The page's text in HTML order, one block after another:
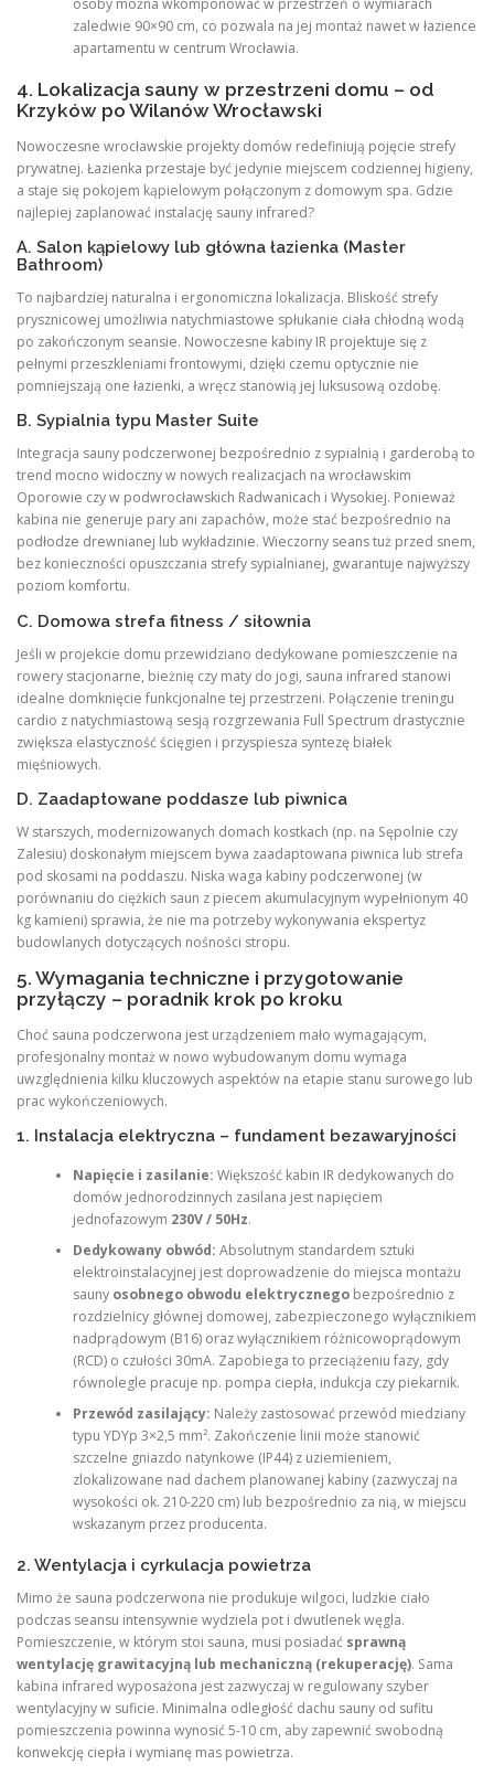
zaledwie 90×90 cm, co pozwala na jej montaż nawet w łazience
apartamentu w centrum Wrocławia.
4. Lokalizacja sauny w przestrzeni domu – od
Krzyków po Wilanów Wrocławski
Nowoczesne wrocławskie projekty domów redefiniują pojęcie strefy
prywatnej. Łazienka przestaje być jedynie miejscem codziennej higieny,
a staje się pokojem kąpielowym połączonym z domowym spa. Gdzie
najlepiej zaplanować instalację sauny infrared?
A. Salon kąpielowy lub główna łazienka (Master
Bathroom)
To najbardziej naturalna i ergonomiczna lokalizacja. Bliskość strefy
prysznicowej umożliwia natychmiastowe spłukanie ciała chłodną wodą
po zakończonym seansie. Nowoczesne kabiny IR projektuje się z
pełnymi przeszkleniami frontowymi, dzięki czemu optycznie nie
pomniejszają one łazienki, a wręcz stanowią jej luksusową ozdobę.
B. Sypialnia typu Master Suite
Integracja sauny podczerwonej bezpośrednio z sypialnią i garderobą to
trend mocno widoczny w nowych realizacjach na wrocławskim
Oporowie czy w podwrocławskich Radwanicach i Wysokiej. Ponieważ
kabina nie generuje pary ani zapachów, może stać bezpośrednio na
podłodze drewnianej lub wykładzinie. Wieczorny seans tuż przed snem,
bez konieczności opuszczania strefy sypialnianej, gwarantuje najwyższy
poziom komfortu.
C. Domowa strefa fitness / siłownia
Jeśli w projekcie domu przewidziano dedykowane pomieszczenie na
rowery stacjonarne, bieżnię czy maty do jogi, sauna infrared stanowi
idealne domknięcie funkcjonalne tej przestrzeni. Połączenie treningu
cardio z natychmiastową sesją rozgrzewania Full Spectrum drastycznie
zwiększa elastyczność ścięgien i przyspiesza syntezę białek
mięśniowych.
D. Zaadaptowane poddasze lub piwnica
W starszych, modernizowanych domach kostkach (np. na Sępolnie czy
Zalesiu) doskonałym miejscem bywa zaadaptowana piwnica lub strefa
pod skosami na poddaszu. Niska waga kabiny podczerwonej (w
porównaniu do ciężkich saun z piecem akumulacyjnym wypełnionym 40
kg kamieni) sprawia, że nie ma potrzeby wykonywania ekspertyz
budowlanych dotyczących nośności stropu.
5. Wymagania techniczne i przygotowanie
przyłączy – poradnik krok po kroku
Choć sauna podczerwona jest urządzeniem mało wymagającym,
profesjonalny montaż w nowo wybudowanym domu wymaga
uwzględnienia kilku kluczowych aspektów na etapie stanu surowego lub
prac wykończeniowych.
1. Instalacja elektryczna – fundament bezawaryjności
Napięcie i zasilanie: Większość kabin IR dedykowanych do
domów jednorodzinnych zasilana jest napięciem
jednofazowym 230V / 50Hz.
Dedykowany obwód: Absolutnym standardem sztuki
elektroinstalacyjnej jest doprowadzenie do miejsca montażu
sauny osobnego obwodu elektrycznegobezpośrednio z
rozdzielnicy głównej domowej, zabezpieczonego wyłącznikiem
nadprądowym (B16) oraz wyłącznikiem różnicowoprądowym
(RCD) o czułości 30mA. Zapobiega to przeciążeniu fazy, gdy
równolegle pracuje np. pompa ciepła, indukcja czy piekarnik.
Przewód zasilający: Należy zastosować przewód miedziany
typu YDYp 3×2,5 mm². Zakończenie linii może stanowić
szczelne gniazdo natynkowe (IP44) z uziemieniem,
zlokalizowane nad dachem planowanej kabiny (zazwyczaj na
wysokości ok. 210-220 cm) lub bezpośrednio za nią, w miejscu
wskazanym przez producenta.
2. Wentylacja i cyrkulacja powietrza
Mimo że sauna podczerwona nie produkuje wilgoci, ludzkie ciało
podczas seansu intensywnie wydziela pot i dwutlenek węgla.
Pomieszczenie, w którym stoi sauna, musi posiadać sprawną
wentylację grawitacyjną lub mechaniczną (rekuperację). Sama
kabina infrared wyposażona jest zazwyczaj w regulowany szyber
wentylacyjny w suficie. Minimalna odległość dachu sauny od sufitu
pomieszczenia powinna wynosić 5-10 cm, aby zapewnić swobodną
konwekcję ciepła i wymianę mas powietrza.